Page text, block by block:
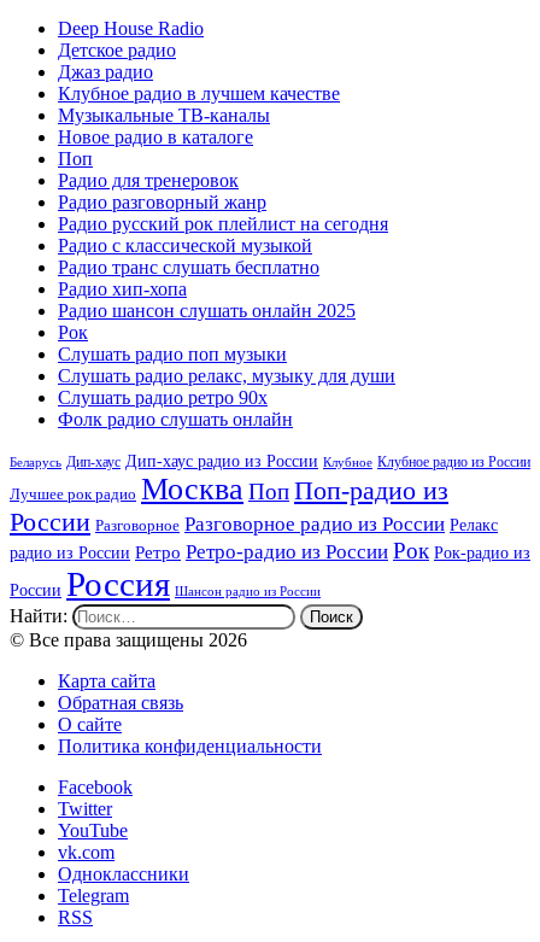
Deep House Radio
Детское радио
Джаз радио
Клубное радио в лучшем качестве
Музыкальные ТВ-каналы
Новое радио в каталоге
Поп
Радио для тренеровок
Радио разговорный жанр
Радио русский рок плейлист на сегодня
Радио с классической музыкой
Радио транс слушать бесплатно
Радио хип-хопа
Радио шансон слушать онлайн 2025
Рок
Слушать радио поп музыки
Слушать радио релакс, музыку для души
Слушать радио ретро 90х
Фолк радио слушать онлайн
Беларусь Дип-хаус Дип-хаус радио из России Клубное Клубное радио из России
Лучшее рок радио МоскваПопПоп-радио из
России Разговорное Разговорное радио из России Релакс
радио из России Ретро Ретро-радио из России Рок Рок-радио из
России Россия Шансон радио из России
Найти:
© Все права защищены 2026
Карта сайта
Обратная связь
О сайте
Политика конфиденциальности
Facebook
Twitter
YouTube
vk.com
Одноклассники
Telegram
RSS